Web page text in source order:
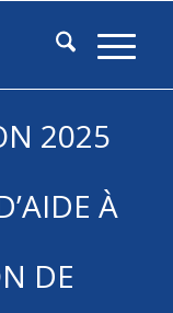
2025
À
DE